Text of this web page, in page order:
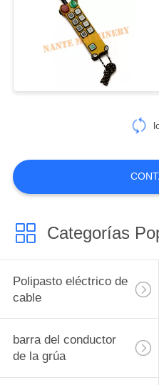
Categorías
Polipasto eléctrico de
cable
barra del conductor
de la grúa